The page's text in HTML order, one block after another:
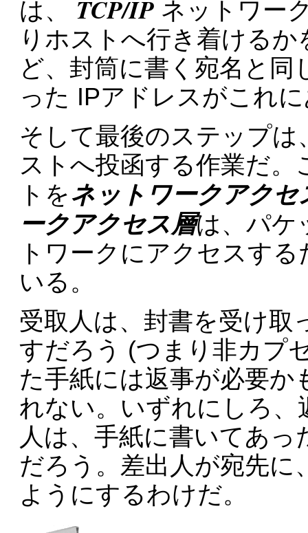
は、 TCP/IP ネットワー
りホストへ行き着ける
ど、封筒に書く宛名と
った IPアドレスがこれ
そして最後のステップ
ストへ投函する作業だ
トをネットワークアクセ
ークアクセス層は、パケ
トワークにアクセスす
いる。
受取人は、封書を受け取
すだろう (つまり非カプ
た手紙には返事が必要
れない。いずれにしろ
人は、手紙に書いてあ
だろう。差出人が宛先に
ようにするわけだ。